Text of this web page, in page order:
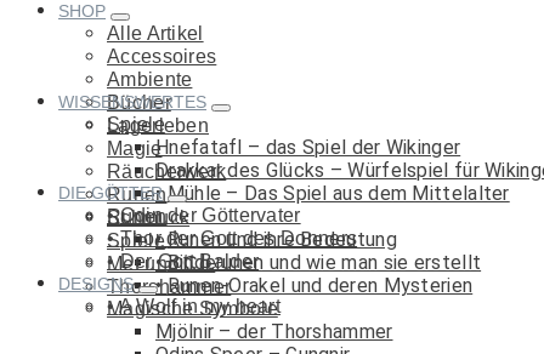
SHOP
Alle Artikel
Accessoires
Ambiente
Bücher
Lagerleben
Magie
Räucherwerk
Runen
Schmuck
Spiele
Met und Co.
Thorshammer
WISSENSWERTES
Spiele
Hnefatafl – das Spiel der Wikinger
Drakkar des Glücks – Würfelspiel für
Mühle – Das Spiel aus dem Mittelalter
Runen
Runen und ihre Bedeutung
Binderunen und wie man sie erstellt
Runen-Orakel und deren Mysterien
Magische Symbole
Mjölnir – der Thorshammer
DIE GÖTTER
Odin der Göttervater
Thor der Gott des Donners
Der Gott Balder
DESIGNS
A Wolf in my heart